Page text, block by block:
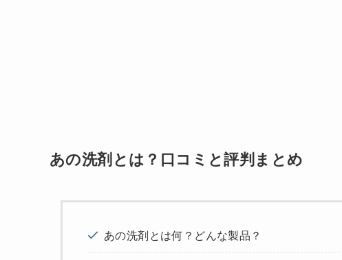
あの洗剤とは？口コミと評判まとめ
あの洗剤とは何？どんな製品？